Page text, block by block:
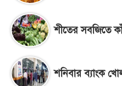
শীতের সবজিতে
শনিবার ব্যাংক